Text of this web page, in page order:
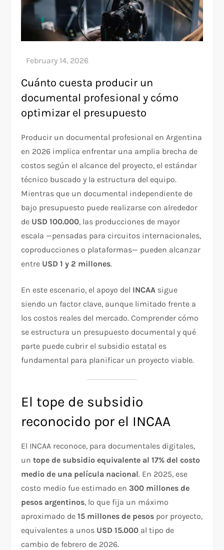
Cuánto cuesta producir un
documental profesional y cómo
optimizar el presupuesto
Producir un documental profesional en Argentina
en 2026 implica enfrentar una amplia brecha de
costos según el alcance del proyecto, el estándar
técnico buscado y la estructura del equipo.
Mientras que un documental independiente de
bajo presupuesto puede realizarse con alrededor
de USD 100.000, las producciones de mayor
escala —pensadas para circuitos internacionales,
coproducciones o plataformas— pueden alcanzar
entre USD 1 y 2 millones.
En este escenario, el apoyo del INCAA sigue
siendo un factor clave, aunque limitado frente a
los costos reales del mercado. Comprender cómo
se estructura un presupuesto documental y qué
parte puede cubrir el subsidio estatal es
fundamental para planificar un proyecto viable.
El tope de subsidio
reconocido por el INCAA
El INCAA reconoce, para documentales digitales,
untope de subsidio equivalente al 17% del costo
medio de una película nacional. En 2025, ese
costo medio fue estimado en300 millones de
pesos argentinos, lo que fija un máximo
aproximado de15 millones de pesos por proyecto,
equivalentes a unos USD 15.000 al tipo de
cambio de febrero de 2026.